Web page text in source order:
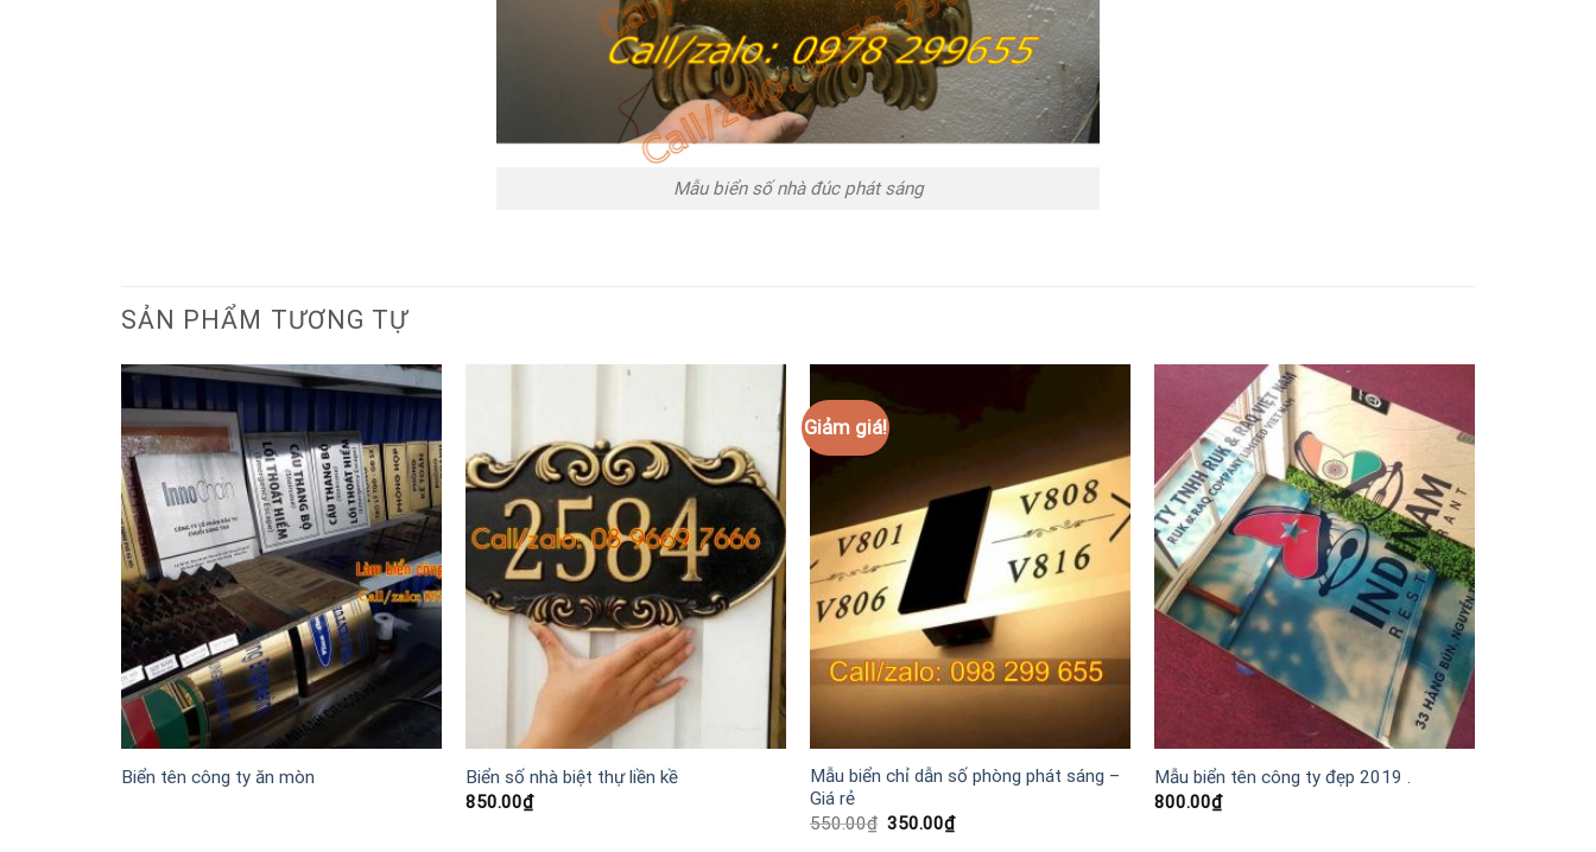
Mẫu biển số nhà đúc phát sáng
SẢN PHẨM TƯƠNG TỰ
Biển tên công ty ăn mòn
Biển số nhà biệt thự liền kề
850.00₫
Giảm giá!
Mẫu biển chỉ dẫn số phòng phát sáng –
Giá rẻ
550.00₫ Giá
350.00₫Giá
hiện
Mẫu biển tên công ty đẹp 2019 .
800.00₫